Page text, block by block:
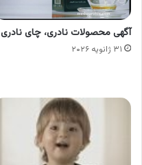
آگهی محصولات نادری، چای نادری
۳۱ ژانویه ۲۰۲۶